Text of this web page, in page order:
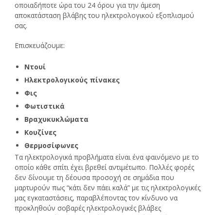
οποιαδήποτε ώρα του 24 όρου για την άμεση
αποκατάσταση βλάβης του ηλεκτρολογικού εξοπλισμού
σας.
Επισκευάζουμε:
Ντουί
Ηλεκτρολογικούς πίνακες
Φις
Φωτιστικά
Βραχυκυκλώματα
Κουζίνες
Θερμοσίφωνες
Τα ηλεκτρολογικά προβλήματα είναι ένα φαινόμενο με το
οποίο κάθε σπίτι έχει βρεθεί αντιμέτωπο. Πολλές φορές
δεν δίνουμε τη δέουσα προσοχή σε σημάδια που
μαρτυρούν πως “κάτι δεν πάει καλά” με τις ηλεκτρολογικές
μας εγκαταστάσεις, παραβλέποντας τον κίνδυνο να
προκληθούν σοβαρές ηλεκτρολογικές βλάβες